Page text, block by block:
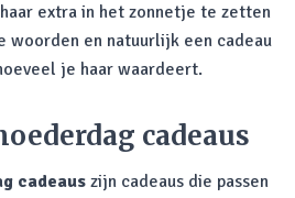
extra in het zonnetje te zetten
en natuurlijk een cadeau
je haar waardeert.
cadeaus
cadeauszijn cadeaus die passen